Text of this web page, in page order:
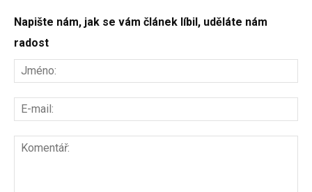
Napište nám, jak se vám článek líbil, uděláte nám
radost